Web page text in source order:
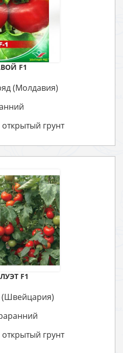
F1
(Молдавия)
грунт
F1
(Швейцария)
грунт